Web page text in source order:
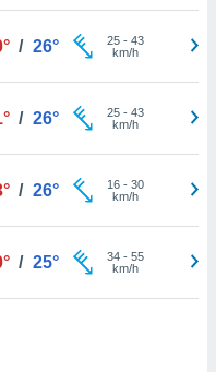
/ 26° 25- 43
km/h
/ 26° 25- 43
km/h
/ 26° 16- 30
km/h
/ 25° 34- 55
km/h